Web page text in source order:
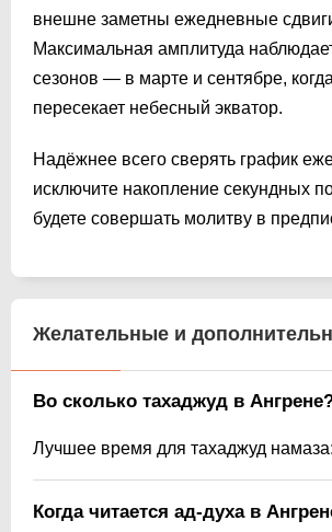
внешне заметны ежедневные
Максимальная амплитуда
сезонов — в марте и сентябре,
пересекает небесный экватор.
Надёжнее всего сверять график
исключите накопление секундных
будете совершать молитву в
Желательные и
Во сколько тахаджуд в
Лучшее время для тахаджуд намаза:
Когда читается ад-духа в